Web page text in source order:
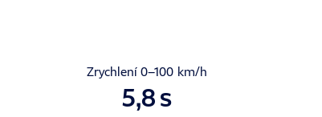
Zrychlení 0–100 km/h
5,8s